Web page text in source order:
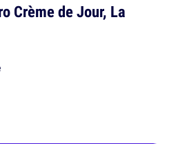
Crème de Jour, La